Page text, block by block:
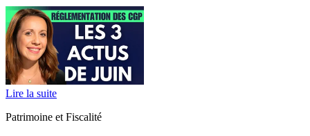
Lire la suite
Patrimoine et Fiscalité